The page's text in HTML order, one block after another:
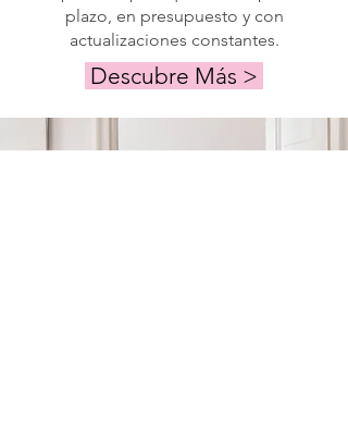
plazo, en presupuesto y con
actualizaciones constantes.
Descubre Más >